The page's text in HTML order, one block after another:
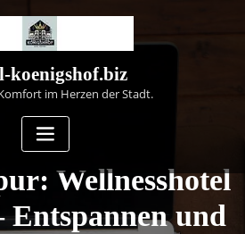
koenigshof.biz
im Herzen der Stadt.
Wellnesshotel
Entspannen und